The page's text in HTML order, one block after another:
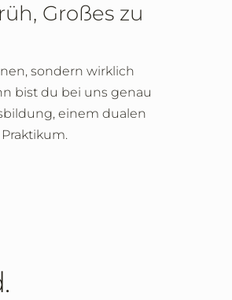
Großes zu
sondern wirklich
bist du bei uns genau
einem dualen